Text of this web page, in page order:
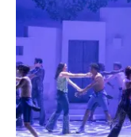
h
a
m
a
ト